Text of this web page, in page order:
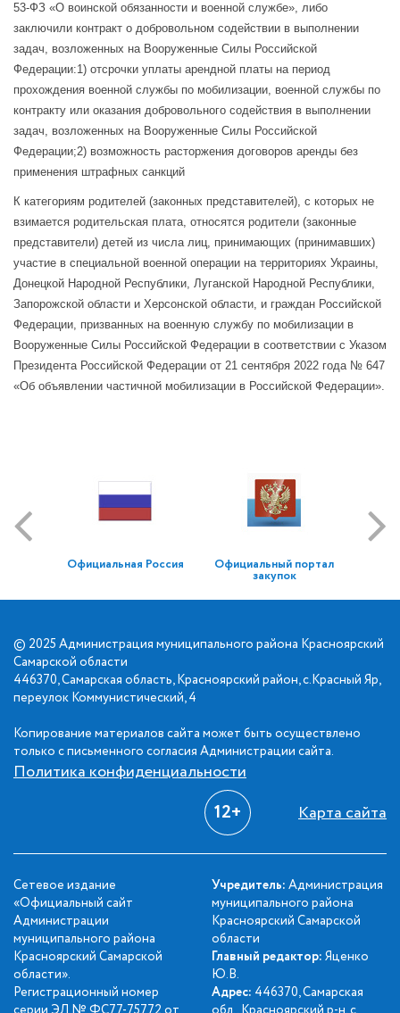
53-ФЗ «О воинской обязанности и военной службе», либо
заключили контракт о добровольном содействии в выполнении
задач, возложенных на Вооруженные Силы Российской
Федерации:1) отсрочки уплаты арендной платы на период
прохождения военной службы по мобилизации, военной службы по
контракту или оказания добровольного содействия в выполнении
задач, возложенных на Вооруженные Силы Российской
Федерации;2) возможность расторжения договоров аренды без
применения штрафных санкций
К категориям родителей (законных представителей), с которых не
взимается родительская плата, относятся родители (законные
представители) детей из числа лиц, принимающих (принимавших)
участие в специальной военной операции на территориях Украины,
Донецкой Народной Республики, Луганской Народной Республики,
Запорожской области и Херсонской области, и граждан Российской
Федерации, призванных на военную службу по мобилизации в
Вооруженные Силы Российской Федерации в соответствии с Указом
Президента Российской Федерации от 21 сентября 2022 года № 647
«Об объявлении частичной мобилизации в Российской Федерации».
Официальная Россия Официальный портал
закупок
© 2025 Администрация муниципального района Красноярский
Самарской области
446370, Самарская область, Красноярский район, с.Красный Яр,
переулок Коммунистический, 4
Копирование материалов сайта может быть осуществлено
только с письменного согласия Администрации сайта.
Политика конфиденциальности
12+ Карта сайта
Сетевое издание
«Официальный сайт
Администрации
муниципального района
Красноярский Самарской
области».
Регистрационный номер
Учредитель: Администрация
муниципального района
Красноярский Самарской
области
Главный редактор: Яценко
Ю.В.
Адрес: 446370, Самарская